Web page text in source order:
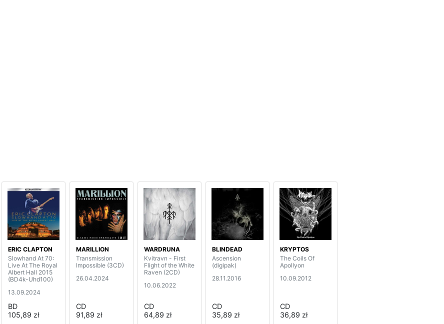
ERIC CLAPTON
Slowhand At 70:
Live At The Royal
Albert Hall 2015
(BD4k-Uhd100)
13.09.2024
BD
105,89 zł
MARILLION
Transmission
Impossible (3CD)
26.04.2024
CD
91,89 zł
WARDRUNA
Kvitravn - First
Flight of the White
Raven (2CD)
10.06.2022
CD
64,89 zł
BLINDEAD
Ascension
(digipak)
28.11.2016
CD
35,89 zł
KRYPTOS
The Coils Of
Apollyon
10.09.2012
CD
36,89 zł